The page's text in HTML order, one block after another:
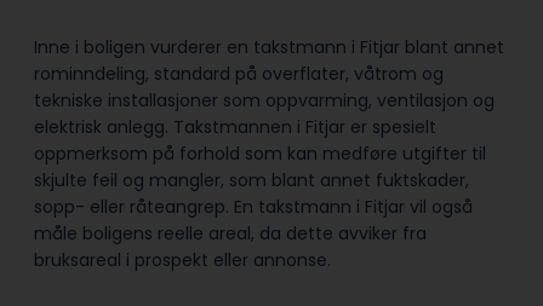
Inne i boligen vurderer en takstmann i Fitjar blant annet
rominndeling, standard på overflater, våtrom og
tekniske installasjoner som oppvarming, ventilasjon og
elektrisk anlegg. Takstmannen i Fitjar er spesielt
oppmerksom på forhold som kan medføre utgifter til
skjulte feil og mangler, som blant annet fuktskader,
sopp- eller råteangrep. En takstmann i Fitjar vil også
måle boligens reelle areal, da dette avviker fra
bruksareal i prospekt eller annonse.